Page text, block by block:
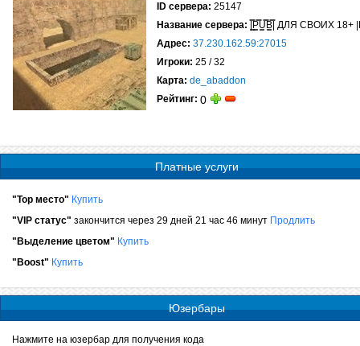
ID сервера: 25147
Название сервера: |͇̿P͇̿U͇̿B͇̿| ДЛЯ СВОИХ 18+
Адрес: 37.230.162.59:27015
Игроки: 25 / 32
Карта: de_abaddon
Рейтинг: 0
Платные услуги
"Top место" Купить
"VIP статус" закончится через 29 дней 21 час 46 минут Продлить
"Выделение цветом" Купить
"Boost" Купить
Юзербары
Нажмите на юзербар для получения кода